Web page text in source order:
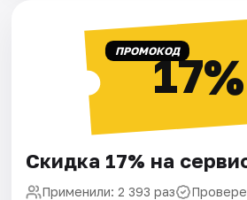
ПРОМОКОД17%
Скидка 17% на
Применили: 2 393 раз